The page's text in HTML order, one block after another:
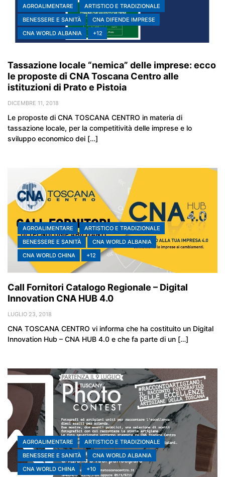
AGROALIMENTARE
ARTISTICO E TRADIZIONALE
BENESSERE E SANITÀ
CNA DIFENDE IMPRESE
CNA WORLD ALBANIA
+12
Tassazione locale “nemica” delle imprese: ecco
le proposte di CNA Toscana Centro alle
istituzioni di Prato e Pistoia
DICEMBRE 11, 2018
Le proposte di CNA TOSCANA CENTRO in materia di
tassazione locale, per la competitività delle imprese e lo
sviluppo economico dei […]
AGROALIMENTARE
ARTISTICO E TRADIZIONALE
BENESSERE E SANITÀ
CNA WORLD ALBANIA
CNA WORLD CHINA
+12
Call Fornitori Catalogo Regionale – Digital
Innovation CNA HUB 4.0
LUGLIO 23, 2018
CNA TOSCANA CENTRO vi informa che ha costituito un Digital
Innovation Hub – CNA HUB 4.0 e che fa parte di un […]
AGROALIMENTARE
ARTISTICO E TRADIZIONALE
BENESSERE E SANITÀ
CNA WORLD ALBANIA
CNA WORLD CHINA
+10